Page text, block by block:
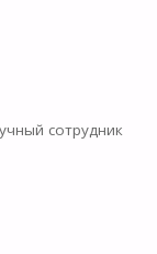
сотрудник